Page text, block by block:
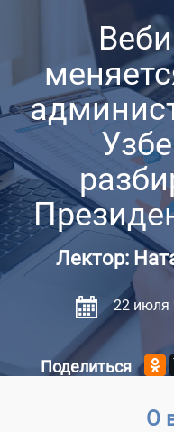
Лектор:
22 июля
Поделиться
О